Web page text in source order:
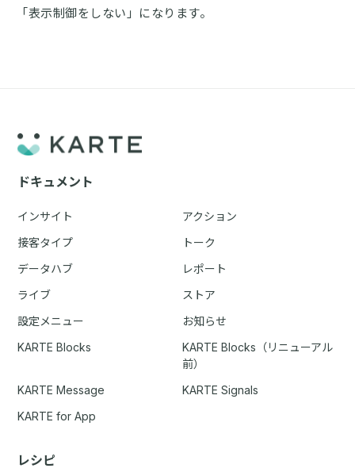
「表示制御をしない」になります。
ドキュメント
インサイト
アクション
接客タイプ
トーク
データハブ
レポート
ライブ
ストア
設定メニュー
お知らせ
KARTE Blocks
KARTE Blocks（リニューアル
前）
KARTE Message
KARTE Signals
KARTE for App
レシピ